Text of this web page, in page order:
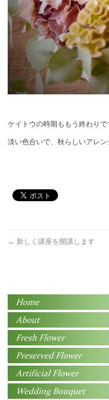
ケイトウの時期ももう終わりで
淡い色合いで、秋らしいアレン
← 新しく講座を開講します